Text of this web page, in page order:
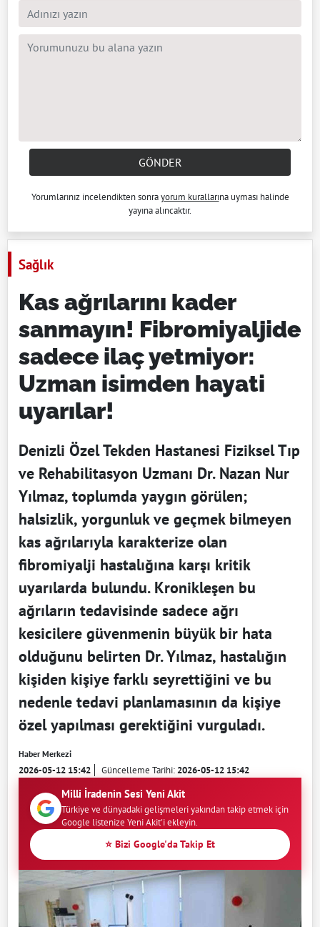
GÖNDER
Yorumlarınız incelendikten sonrayorum kurallarına uyması halinde
yayına alıncaktır.
Sağlık
Kas ağrılarını kader
sanmayın! Fibromiyaljide
sadece ilaç yetmiyor:
Uzman isimden hayati
uyarılar!
Denizli Özel Tekden Hastanesi Fiziksel Tıp
ve Rehabilitasyon Uzmanı Dr. Nazan Nur
Yılmaz, toplumda yaygın görülen;
halsizlik, yorgunluk ve geçmek bilmeyen
kas ağrılarıyla karakterize olan
fibromiyalji hastalığına karşı kritik
uyarılarda bulundu. Kronikleşen bu
ağrıların tedavisinde sadece ağrı
kesicilere güvenmenin büyük bir hata
olduğunu belirten Dr. Yılmaz, hastalığın
kişiden kişiye farklı seyrettiğini ve bu
nedenle tedavi planlamasının da kişiye
özel yapılması gerektiğini vurguladı.
Haber Merkezi
2026-05-12 15:42 Güncelleme Tarihi:2026-05-12 15:42
Milli İradenin Sesi Yeni Akit
Türkiye ve dünyadaki gelişmeleri yakından takip etmek için
Google listenize Yeni Akit'i ekleyin.
⭐ Bizi Google'da Takip Et